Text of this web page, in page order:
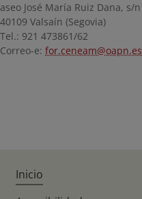
aseo José María Ruiz Dana, s/n
40109 Valsaín (Segovia)
Tel.: 921 473861/62
Correo-e: for.ceneam@oapn.es
Inicio